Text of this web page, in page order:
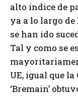
alto índice de
ya a lo largo de
se han ido
Tal y como se
UE, igual que
‘Bremain’